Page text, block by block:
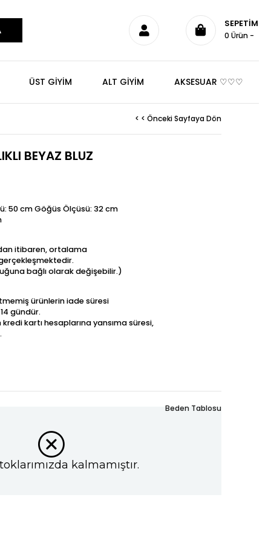
SEPETIM
0 Ürün
ÜST GİYİM ALT GİYİM AKSESUAR ♡♡♡
< < Önceki Sayfaya Dön
BEYAZ BLUZ
50 cm Göğüs Ölçüsü: 32 cm
itibaren, ortalama
bağlı olarak değişebilir.)
ürünlerin iade süresi
gündür.
kartı hesaplarına yansıma süresi,
kalmamıştır.
Beden Tablosu